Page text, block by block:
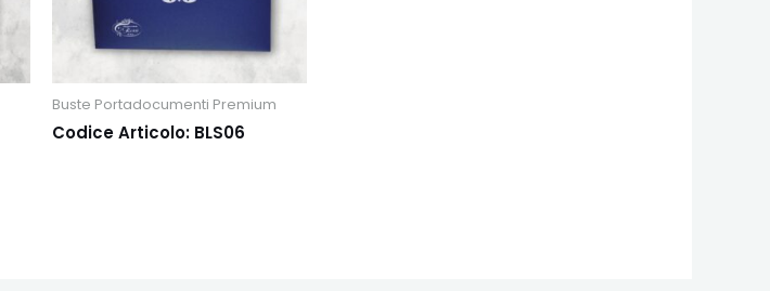
Buste Portadocumenti Premium
Codice Articolo: BLS06